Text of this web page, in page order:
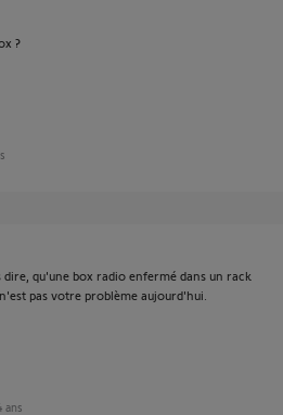
?
qu'une box radio enfermé dans un rack
pas votre problème aujourd'hui.
ans